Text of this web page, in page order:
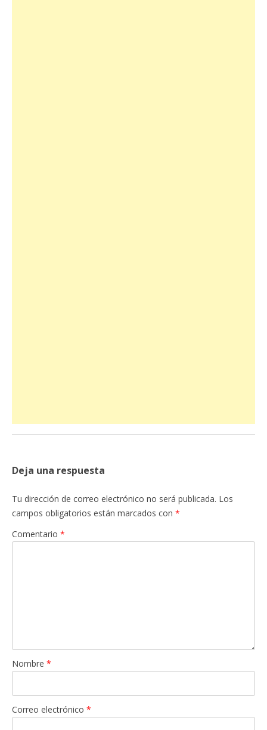
Deja una respuesta
Tu dirección de correo electrónico no será publicada. Los
campos obligatorios están marcados con *
Comentario *
Nombre *
Correo electrónico *